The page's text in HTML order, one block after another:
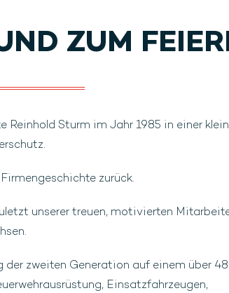
ZUM
Sturm im Jahr 1985 in einer
zurück.
unserer treuen, motivierten
zweiten Generation auf einem über
Einsatzfahrzeugen,